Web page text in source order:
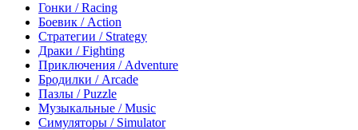
Гонки / Racing
Боевик / Action
Стратегии / Strategy
Драки / Fighting
Приключения / Adventure
Бродилки / Arcade
Пазлы / Puzzle
Музыкальные / Music
Симуляторы / Simulator